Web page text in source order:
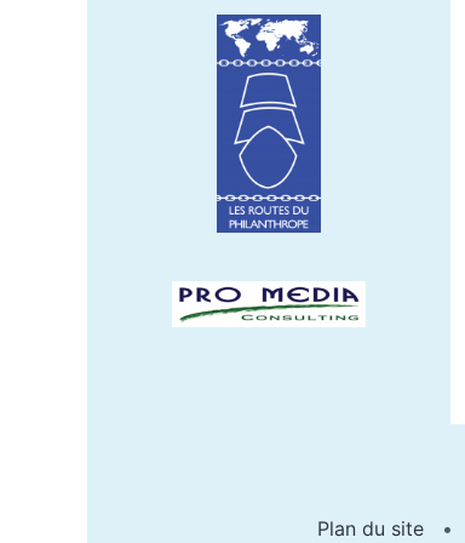
Plan du site